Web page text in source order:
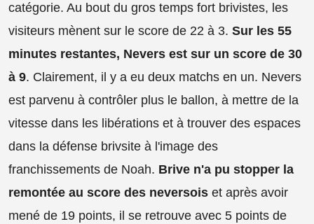
catégorie. Au bout du gros temps fort brivistes, les
visiteurs mènent sur le score de 22 à 3. Sur les 55
minutes restantes, Nevers est sur un score de 30
à 9. Clairement, il y a eu deux matchs en un. Nevers
est parvenu à contrôler plus le ballon, à mettre de la
vitesse dans les libérations et à trouver des espaces
dans la défense brivsite à l'image des
franchissements de Noah. Brive n'a pu stopper la
remontée au score des neversois et après avoir
mené de 19 points, il se retrouve avec 5 points de